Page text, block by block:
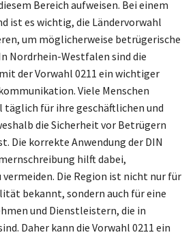
Bereich aufweisen. Bei einem
ist es wichtig, die Ländervorwahl
um möglicherweise betrügerische
Nordrhein-Westfalen sind die
der Vorwahl 0211 ein wichtiger
Viele Menschen
täglich für ihre geschäftlichen und
die Sicherheit vor Betrügern
Die korrekte Anwendung der DIN
hilft dabei,
vermeiden. Die Region ist nicht nur für
bekannt, sondern auch für eine
und Dienstleistern, die in
Daher kann die Vorwahl 0211 ein